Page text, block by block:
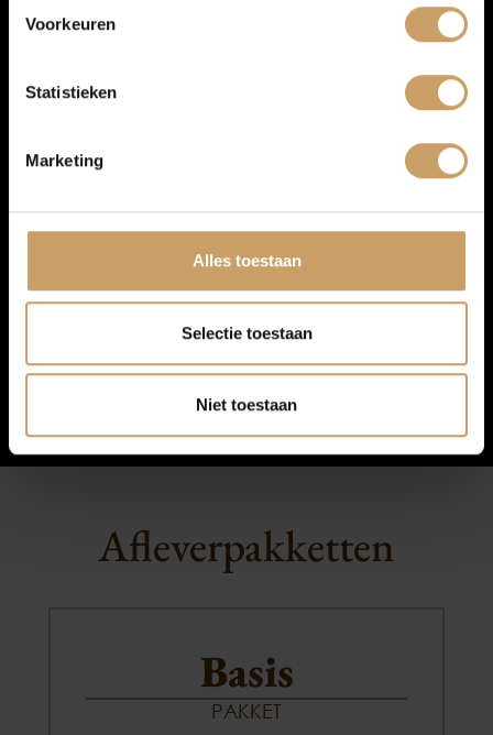
Voorkeuren
Statistieken
Marketing
Alles toestaan
Selectie toestaan
Niet toestaan
Spraakbediening
Afleverpakketten
Basis
PAKKET
Contact
Afleverpakketten